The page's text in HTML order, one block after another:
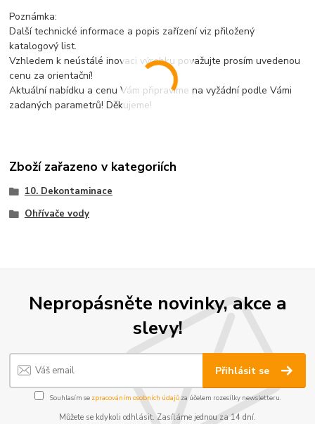
Poznámka:
Další technické informace a popis zařízení viz přiložený
katalogový list.
Vzhledem k neústálé inovaci výrobku považujte prosím uvedenou
cenu za orientační!
Aktuální nabídku a cenu Vám připravíme na vyžádní podle Vámi
zadaných parametrů! Děkujeme!
Zboží zařazeno v kategoriích
10. Dekontaminace
Ohřívače vody
Nepropásněte novinky, akce a
slevy!
Přihlásit se
Souhlasím se zpracováním osobních údajůza účelem rozesílky newsletteru.
Můžete se kdykoli odhlásit. Zasíláme jednou za 14 dní.